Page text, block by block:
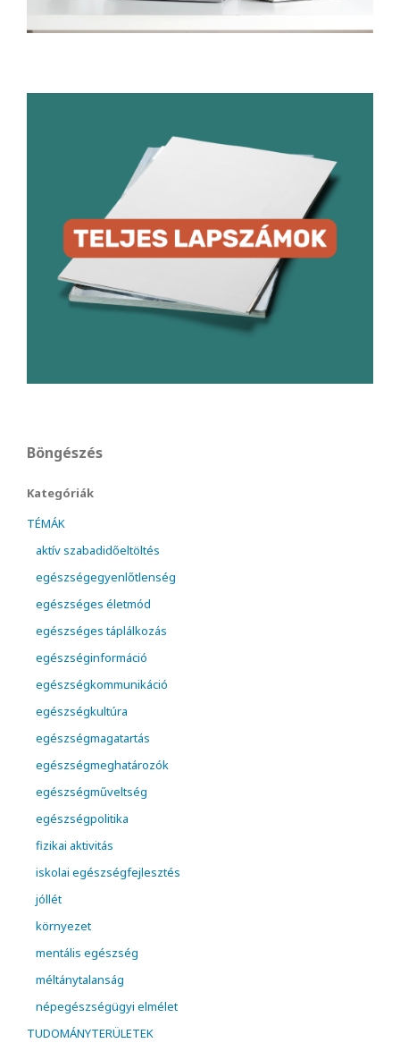
Böngészés
Kategóriák
TÉMÁK
aktív szabadidőeltöltés
egészségegyenlőtlenség
egészséges életmód
egészséges táplálkozás
egészséginformáció
egészségkommunikáció
egészségkultúra
egészségmagatartás
egészségmeghatározók
egészségműveltség
egészségpolitika
fizikai aktivitás
iskolai egészségfejlesztés
jóllét
környezet
mentális egészség
méltánytalanság
népegészségügyi elmélet
TUDOMÁNYTERÜLETEK